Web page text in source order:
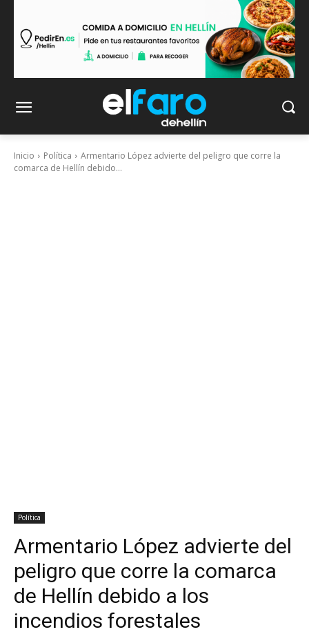
Inicio Política
Armentario López advierte del peligro que corre la
comarca de Hellín debido...
Política
Armentario López advierte del
peligro que corre la comarca
de Hellín debido a los
incendios forestales